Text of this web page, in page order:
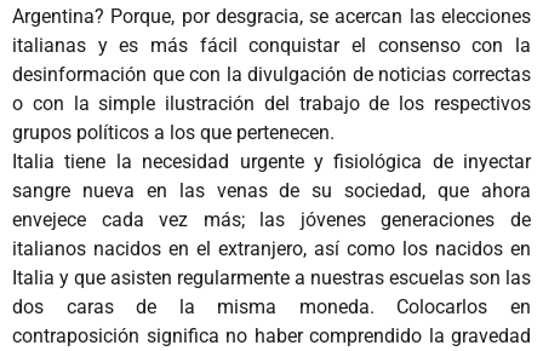
Argentina? Porque, por desgracia, se acercan las elecciones
italianas y es más fácil conquistar el consenso con la
desinformación que con la divulgación de noticias correctas
o con la simple ilustración del trabajo de los respectivos
grupos políticos a los que pertenecen.
Italia tiene la necesidad urgente y fisiológica de inyectar
sangre nueva en las venas de su sociedad, que ahora
envejece cada vez más; las jóvenes generaciones de
italianos nacidos en el extranjero, así como los nacidos en
Italia y que asisten regularmente a nuestras escuelas son las
dos caras de la misma moneda. Colocarlos en
contraposición significa no haber comprendido la gravedad